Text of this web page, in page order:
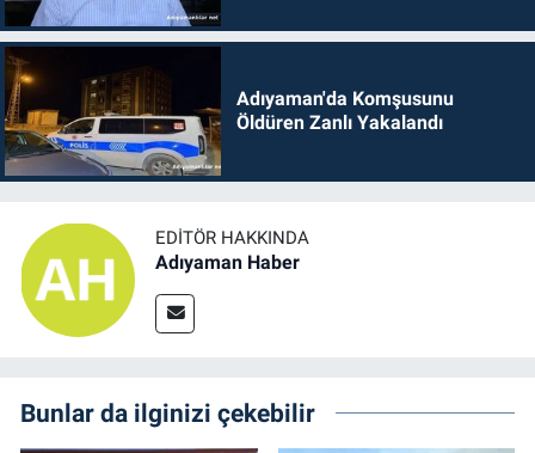
Adıyaman'da Komşusunu
Öldüren Zanlı Yakalandı
EDITÖR HAKKINDA
Adıyaman Haber
Bunlar da ilginizi çekebilir